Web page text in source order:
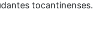
tocantinenses.